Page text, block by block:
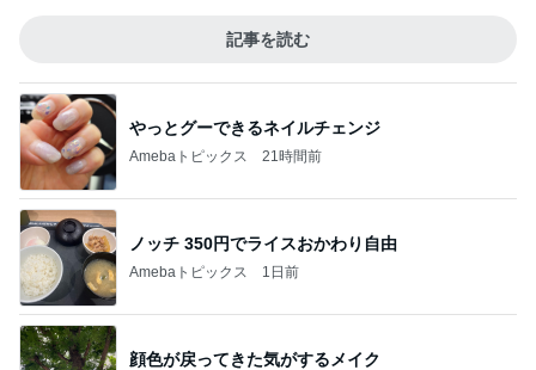
Amebaトピックス 1日前
顔色が戻ってきた気がするメイク
Amebaトピックス 2日前
まさかの首が詰まった服での熱中症